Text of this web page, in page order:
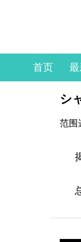
首页
シ
范围